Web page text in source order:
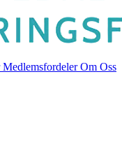
MedlemsfordelerOm Oss